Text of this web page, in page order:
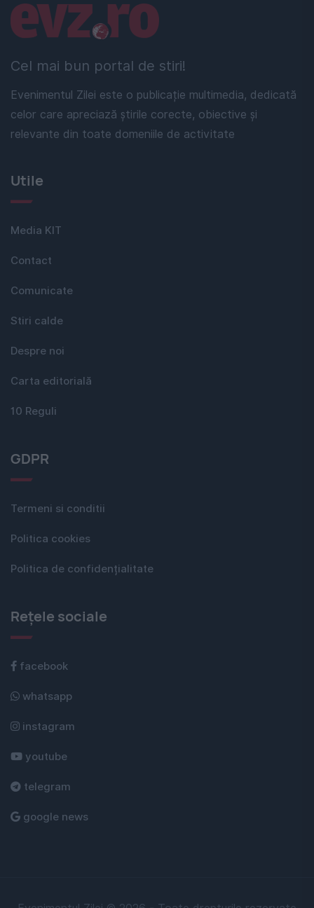
Cel mai bun portal de stiri!
Evenimentul Zilei este o publicație multimedia, dedicată
celor care apreciază știrile corecte, obiective și
relevante din toate domeniile de activitate
Linkuri utile
Utile
Media KIT
Contact
Comunicate
Stiri calde
Despre noi
Carta editorială
10 Reguli
GDPR
Termeni si conditii
Politica cookies
Politica de confidențialitate
Rețele sociale
facebook
whatsapp
instagram
youtube
telegram
google news